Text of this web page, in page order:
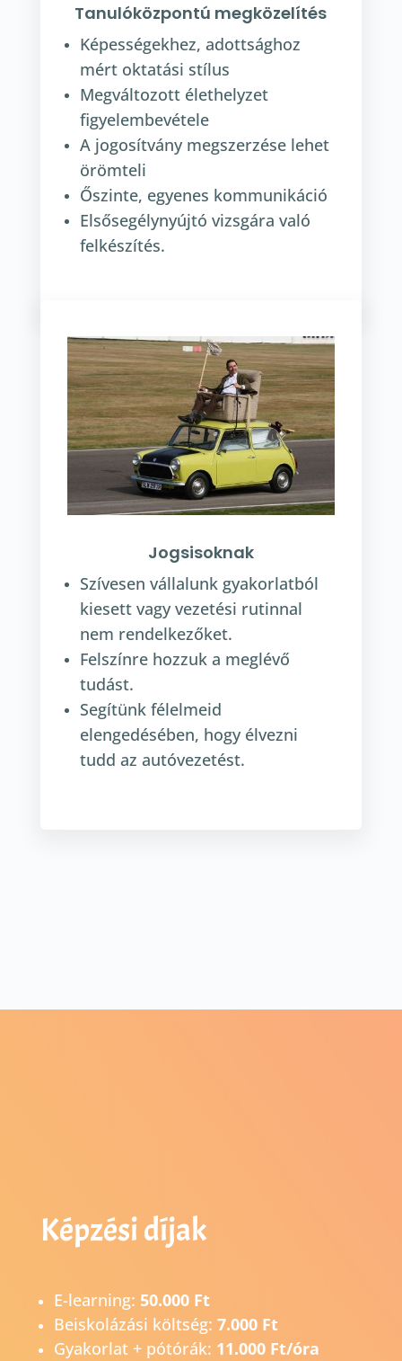
Tanulóközpontú megközelítés
Képességekhez, adottsághoz
mért oktatási stílus
Megváltozott élethelyzet
figyelembevétele
A jogosítvány megszerzése lehet
örömteli
Őszinte, egyenes kommunikáció
Elsősegélynyújtó vizsgára való
felkészítés.
Jogsisoknak
Szívesen vállalunk gyakorlatból
kiesett vagy vezetési rutinnal
nem rendelkezőket.
Felszínre hozzuk a meglévő
tudást.
Segítünk félelmeid
elengedésében, hogy élvezni
tudd az autóvezetést.
Képzési díjak
E-learning: 50.000 Ft
Beiskolázási költség: 7.000 Ft
Gyakorlat + pótórák: 11.000 Ft/óra